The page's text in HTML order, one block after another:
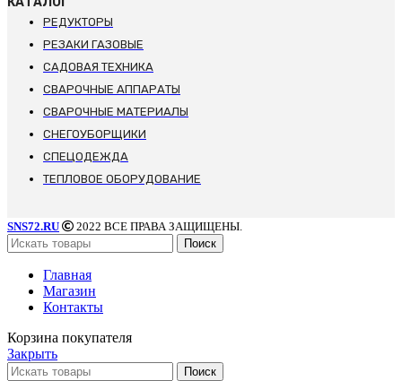
РЕДУКТОРЫ
РЕЗАКИ ГАЗОВЫЕ
САДОВАЯ ТЕХНИКА
СВАРОЧНЫЕ АППАРАТЫ
СВАРОЧНЫЕ МАТЕРИАЛЫ
СНЕГОУБОРЩИКИ
СПЕЦОДЕЖДА
ТЕПЛОВОЕ ОБОРУДОВАНИЕ
SNS72.RU
2022 ВСЕ ПРАВА ЗАЩИЩЕНЫ.
Поиск
Главная
Магазин
Контакты
Корзина покупателя
Закрыть
Поиск